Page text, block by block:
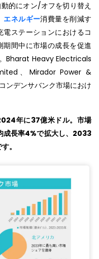
的にオン/オフを切り替え
エネルギー消費量を削減す
ステーションにおけるコ
間中に市場の成長を促進
Bharat Heavy Electricals
、Mirador Power &
デンサバンク市場におけ
年に37億米ドル。市場
成長率4%で拡大し、 2033
。